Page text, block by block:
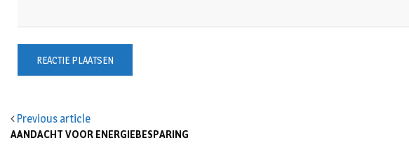
Previous article
AANDACHT VOOR ENERGIEBESPARING